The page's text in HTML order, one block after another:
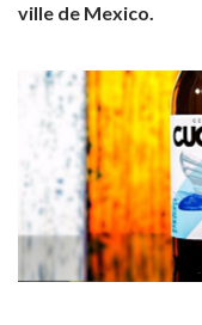
ville de Mexico.